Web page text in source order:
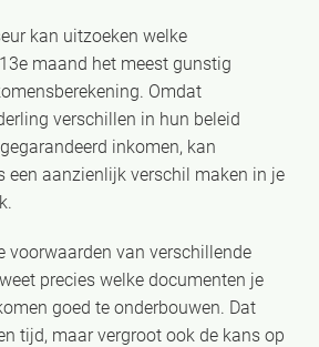
kan uitzoeken welke
maand het meest gunstig
Omdat
verschillen in hun beleid
inkomen, kan
een aanzienlijk verschil maken in je
voorwaarden van verschillende
precies welke documenten je
goed te onderbouwen. Dat
tijd, maar vergroot ook de kans op